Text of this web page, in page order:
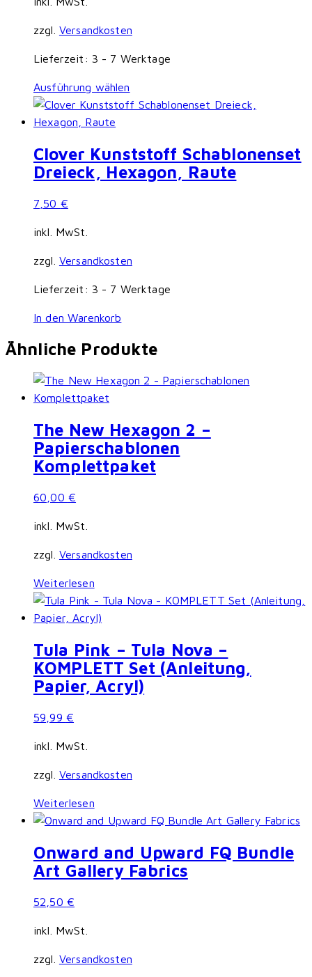
zzgl. Versandkosten
Lieferzeit: 3 - 7 Werktage
Ausführung wählen
Produkt
Varianten
auf.
der
gewählt
Clover Kunststoff Schablonenset
Dreieck, Hexagon, Raute
7,50 €
inkl. MwSt.
zzgl. Versandkosten
Lieferzeit: 3 - 7 Werktage
In den Warenkorb
Ähnliche Produkte
The New Hexagon 2 –
Papierschablonen
Komplettpaket
60,00 €
inkl. MwSt.
zzgl. Versandkosten
Weiterlesen
Tula Pink – Tula Nova –
KOMPLETT Set (Anleitung,
Papier, Acryl)
59,99 €
inkl. MwSt.
zzgl. Versandkosten
Weiterlesen
Onward and Upward FQ Bundle
Art Gallery Fabrics
52,50 €
inkl. MwSt.
zzgl. Versandkosten